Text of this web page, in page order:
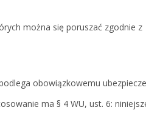
można się poruszać zgodnie z
obowiązkowemu
ma § 4 WU, ust. 6: